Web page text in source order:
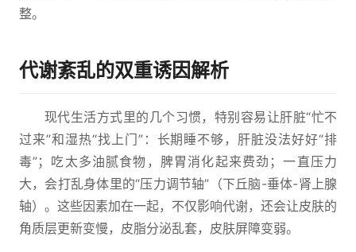
整。
代谢紊乱的双重诱因解析
现代生活方式里的几个习惯，特别容易让肝脏“忙不
过来”和湿热“找上门”：长期睡不够，肝脏没法好好“排
毒”；吃太多油腻食物，脾胃消化起来费劲；一直压力
大，会打乱身体里的“压力调节轴”（下丘脑-垂体-肾上腺
轴）。这些因素加在一起，不仅影响代谢，还会让皮肤的
角质层更新变慢，皮脂分泌乱套，皮肤屏障变弱。